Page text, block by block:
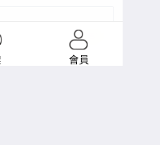
58阅币
會員